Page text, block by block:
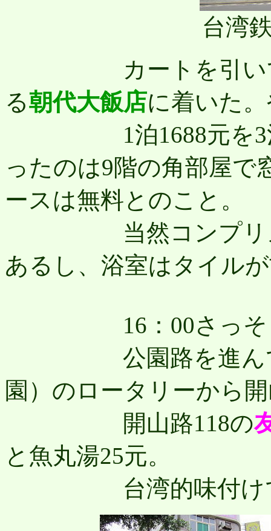
台湾
カートを引いて徒
る朝代大飯店に着いた
1泊1688元を3泊分
ったのは9階の角部屋で
ースは無料とのこと。
当然コンプリメン
あるし、浴室はタイル
16：00さっそく
公園路を進んで、
園）のロータリーから
開山路118の
と魚丸湯25元。
台湾的味付けで